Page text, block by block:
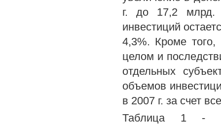
г. до 17,2 млрд.
инвестиций
4,3%. Кроме того,
целом и
отдельных
объемов
в 2007 г. за счет
Таблица 1 -